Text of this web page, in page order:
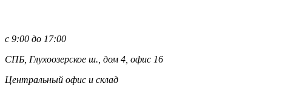
с 9:00 до 17:00
СПБ, Глухоозерское ш., дом 4, офис 16
Центральный офис и склад